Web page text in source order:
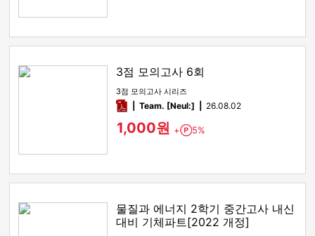
3점 모의고사 6회
3점 모의고사 시리즈
pdfTeam. [Neul:] 26.08.02
1,000원 + Point
5%
물질과 에너지 2학기 중간고사 내신
대비 기체파트[2022 개정]